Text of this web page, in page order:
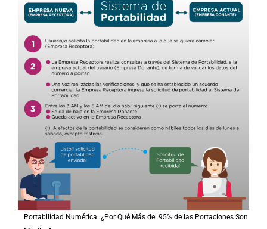
Portabilidad Numérica: ¿Por Qué Más del 95% de las Portaciones Son